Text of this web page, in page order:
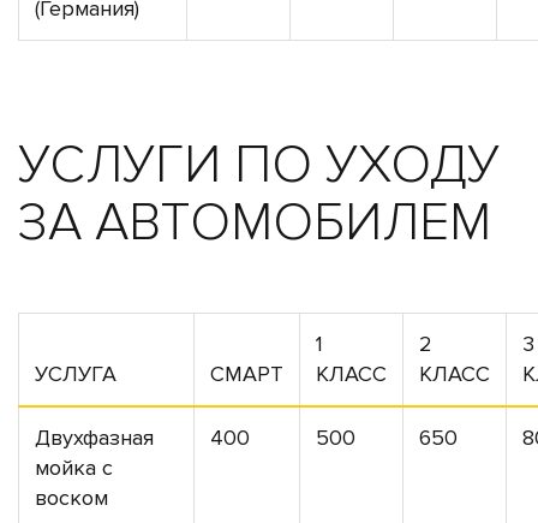
(Германия)
УСЛУГИ ПО УХОДУ
ЗА АВТОМОБИЛЕМ
УСЛУГА СМАРТ
1
КЛАСС
2
КЛАСС
3
Двухфазная
мойка с
воском
400 500 650